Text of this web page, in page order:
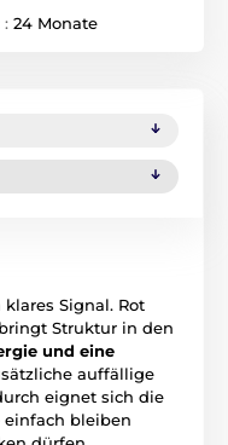
: 24 Monate
Signal. Rot
Struktur in den
und eine
auffällige
eignet sich die
einfach bleiben